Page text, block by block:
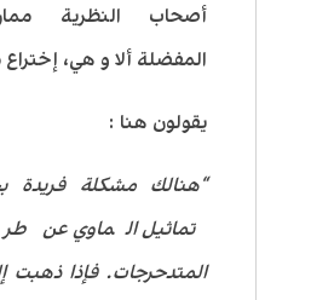
أصحاب النظرية
المفضلة ألا و هي،
يقولون هنا :
“هنالك مشكلة
تماثيل الماوي عن
المتدحرجات. فإذا ذهبت